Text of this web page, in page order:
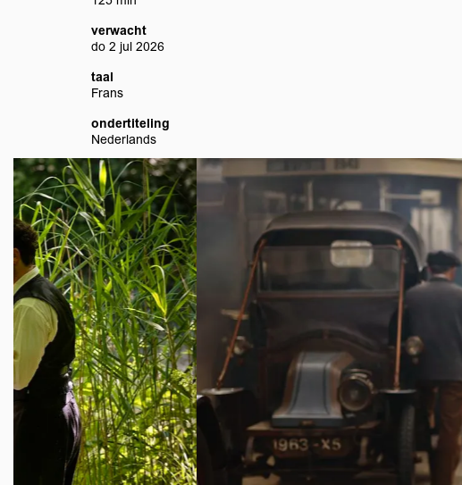
verwacht
do 2 jul 2026
taal
Frans
ondertiteling
Nederlands
Overslaan